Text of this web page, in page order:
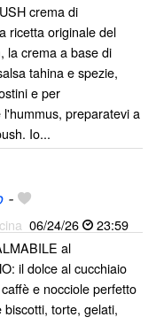
crema di
ricetta originale del
la crema a base di
tahina e spezie,
e per
preparatevi a
Io...
-
06/24/26
23:59
al
il dolce al cucchiaio
e nocciole perfetto
torte, gelati,